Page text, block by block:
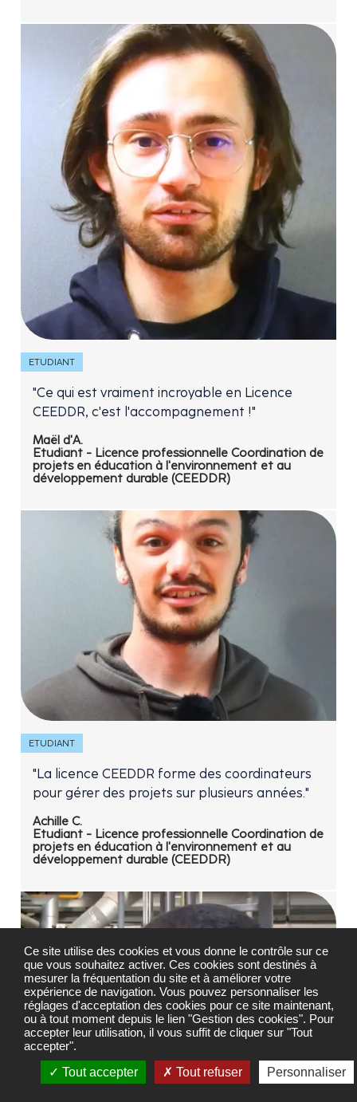
ETUDIANT
"Ce qui est vraiment incroyable en Licence
CEEDDR, c'est l'accompagnement !"
Maël d'A.
Etudiant - Licence professionnelle Coordination de
projets en éducation à l'environnement et au
développement durable (CEEDDR)
ETUDIANT
"La licence CEEDDR forme des coordinateurs
pour gérer des projets sur plusieurs années."
Achille C.
Etudiant - Licence professionnelle Coordination de
projets en éducation à l'environnement et au
développement durable (CEEDDR)
Ce site utilise des cookies et vous donne le contrôle sur ce
que vous souhaitez activer. Ces cookies sont destinés à
mesurer la fréquentation du site et à améliorer votre
expérience de navigation. Vous pouvez personnaliser les
réglages d'acceptation des cookies pour ce site maintenant,
ou à tout moment depuis le lien "Gestion des cookies". Pour
accepter leur utilisation, il vous suffit de cliquer sur "Tout
accepter".
Tout accepter
Tout refuser Personnaliser